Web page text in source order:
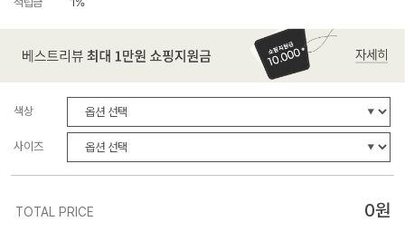
색상
사이즈
TOTAL PRICE 0원